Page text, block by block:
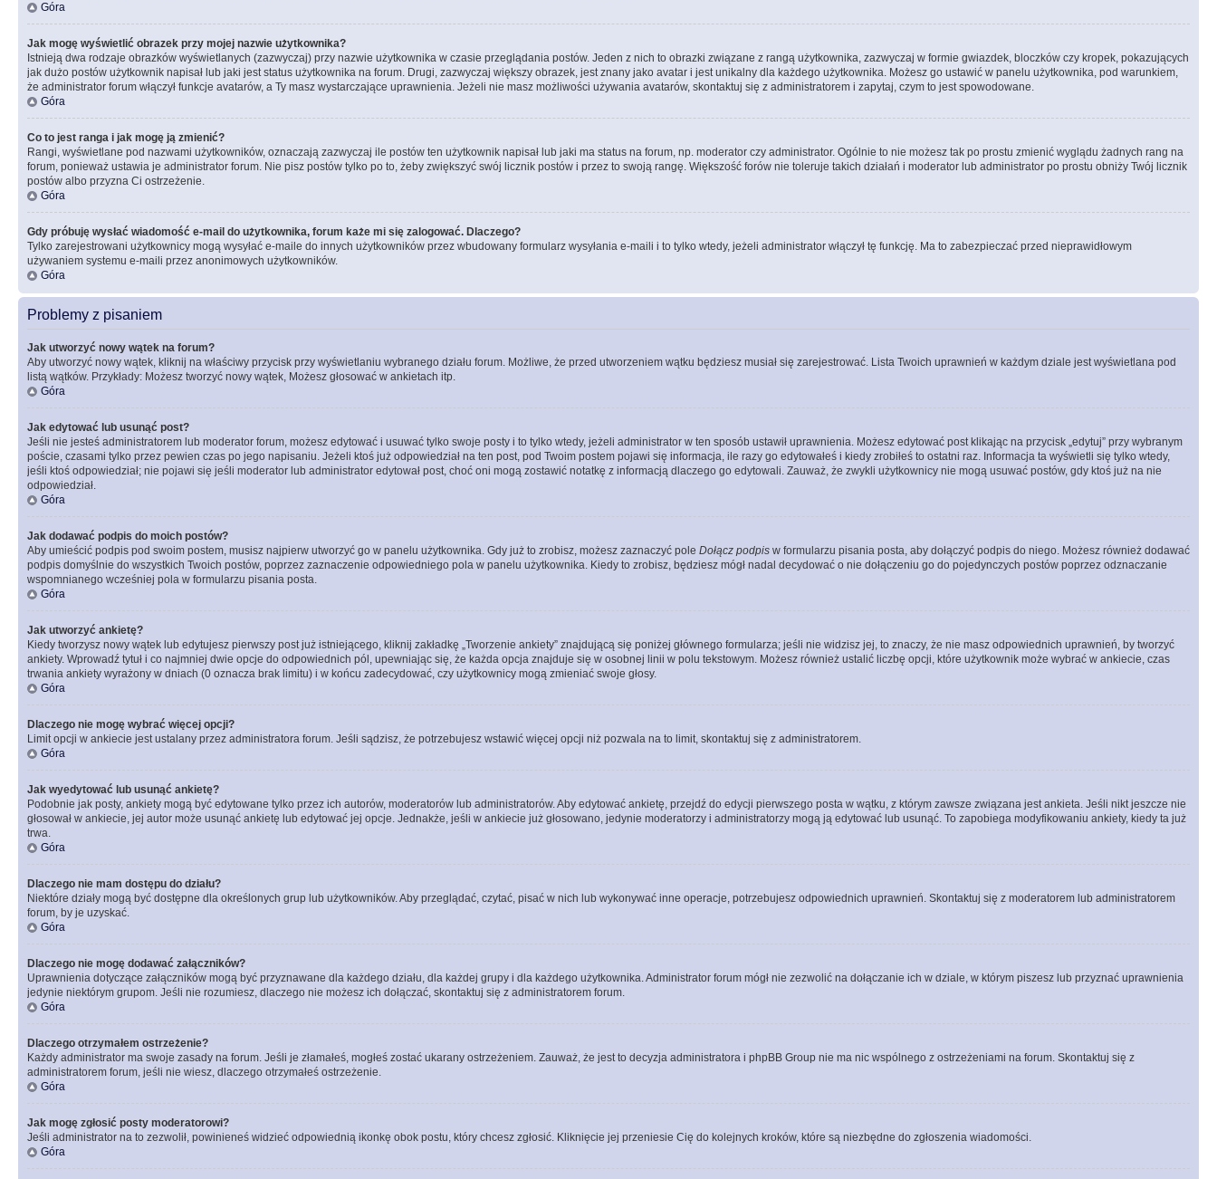
Góra
Jak mogę wyświetlić obrazek przy mojej nazwie użytkownika?
Istnieją dwa rodzaje obrazków wyświetlanych (zazwyczaj) przy nazwie użytkownika w czasie przeglądania postów. Jeden z nich to obrazki związane z rangą użytkownika, zazwyczaj w formie gwiazdek, bloczków czy kropek, pokazujących
jak dużo postów użytkownik napisał lub jaki jest status użytkownika na forum. Drugi, zazwyczaj większy obrazek, jest znany jako avatar i jest unikalny dla każdego użytkownika. Możesz go ustawić w panelu użytkownika, pod warunkiem,
że administrator forum włączył funkcje avatarów, a Ty masz wystarczające uprawnienia. Jeżeli nie masz możliwości używania avatarów, skontaktuj się z administratorem i zapytaj, czym to jest spowodowane.
Góra
Co to jest ranga i jak mogę ją zmienić?
Rangi, wyświetlane pod nazwami użytkowników, oznaczają zazwyczaj ile postów ten użytkownik napisał lub jaki ma status na forum, np. moderator czy administrator. Ogólnie to nie możesz tak po prostu zmienić wyglądu żadnych rang na
forum, ponieważ ustawia je administrator forum. Nie pisz postów tylko po to, żeby zwiększyć swój licznik postów i przez to swoją rangę. Większość forów nie toleruje takich działań i moderator lub administrator po prostu obniży Twój licznik
postów albo przyzna Ci ostrzeżenie.
Góra
Gdy próbuję wysłać wiadomość e-mail do użytkownika, forum każe mi się zalogować. Dlaczego?
Tylko zarejestrowani użytkownicy mogą wysyłać e-maile do innych użytkowników przez wbudowany formularz wysyłania e-maili i to tylko wtedy, jeżeli administrator włączył tę funkcję. Ma to zabezpieczać przed nieprawidłowym
używaniem systemu e-maili przez anonimowych użytkowników.
Góra
Problemy z pisaniem
Jak utworzyć nowy wątek na forum?
Aby utworzyć nowy wątek, kliknij na właściwy przycisk przy wyświetlaniu wybranego działu forum. Możliwe, że przed utworzeniem wątku będziesz musiał się zarejestrować. Lista Twoich uprawnień w każdym dziale jest wyświetlana pod
listą wątków. Przykłady: Możesz tworzyć nowy wątek, Możesz głosować w ankietach itp.
Góra
Jak edytować lub usunąć post?
Jeśli nie jesteś administratorem lub moderator forum, możesz edytować i usuwać tylko swoje posty i to tylko wtedy, jeżeli administrator w ten sposób ustawił uprawnienia. Możesz edytować post klikając na przycisk „edytuj” przy wybranym
poście, czasami tylko przez pewien czas po jego napisaniu. Jeżeli ktoś już odpowiedział na ten post, pod Twoim postem pojawi się informacja, ile razy go edytowałeś i kiedy zrobiłeś to ostatni raz. Informacja ta wyświetli się tylko wtedy,
jeśli ktoś odpowiedział; nie pojawi się jeśli moderator lub administrator edytował post, choć oni mogą zostawić notatkę z informacją dlaczego go edytowali. Zauważ, że zwykli użytkownicy nie mogą usuwać postów, gdy ktoś już na nie
odpowiedział.
Góra
Jak dodawać podpis do moich postów?
Aby umieścić podpis pod swoim postem, musisz najpierw utworzyć go w panelu użytkownika. Gdy już to zrobisz, możesz zaznaczyć pole Dołącz podpis w formularzu pisania posta, aby dołączyć podpis do niego. Możesz również dodawać
podpis domyślnie do wszystkich Twoich postów, poprzez zaznaczenie odpowiedniego pola w panelu użytkownika. Kiedy to zrobisz, będziesz mógł nadal decydować o nie dołączeniu go do pojedynczych postów poprzez odznaczanie
wspomnianego wcześniej pola w formularzu pisania posta.
Góra
Jak utworzyć ankietę?
Kiedy tworzysz nowy wątek lub edytujesz pierwszy post już istniejącego, kliknij zakładkę „Tworzenie ankiety” znajdującą się poniżej głównego formularza; jeśli nie widzisz jej, to znaczy, że nie masz odpowiednich uprawnień, by tworzyć
ankiety. Wprowadź tytuł i co najmniej dwie opcje do odpowiednich pól, upewniając się, że każda opcja znajduje się w osobnej linii w polu tekstowym. Możesz również ustalić liczbę opcji, które użytkownik może wybrać w ankiecie, czas
trwania ankiety wyrażony w dniach (0 oznacza brak limitu) i w końcu zadecydować, czy użytkownicy mogą zmieniać swoje głosy.
Góra
Dlaczego nie mogę wybrać więcej opcji?
Limit opcji w ankiecie jest ustalany przez administratora forum. Jeśli sądzisz, że potrzebujesz wstawić więcej opcji niż pozwala na to limit, skontaktuj się z administratorem.
Góra
Jak wyedytować lub usunąć ankietę?
Podobnie jak posty, ankiety mogą być edytowane tylko przez ich autorów, moderatorów lub administratorów. Aby edytować ankietę, przejdź do edycji pierwszego posta w wątku, z którym zawsze związana jest ankieta. Jeśli nikt jeszcze nie
głosował w ankiecie, jej autor może usunąć ankietę lub edytować jej opcje. Jednakże, jeśli w ankiecie już głosowano, jedynie moderatorzy i administratorzy mogą ją edytować lub usunąć. To zapobiega modyfikowaniu ankiety, kiedy ta już
trwa.
Góra
Dlaczego nie mam dostępu do działu?
Niektóre działy mogą być dostępne dla określonych grup lub użytkowników. Aby przeglądać, czytać, pisać w nich lub wykonywać inne operacje, potrzebujesz odpowiednich uprawnień. Skontaktuj się z moderatorem lub administratorem
forum, by je uzyskać.
Góra
Dlaczego nie mogę dodawać załączników?
Uprawnienia dotyczące załączników mogą być przyznawane dla każdego działu, dla każdej grupy i dla każdego użytkownika. Administrator forum mógł nie zezwolić na dołączanie ich w dziale, w którym piszesz lub przyznać uprawnienia
jedynie niektórym grupom. Jeśli nie rozumiesz, dlaczego nie możesz ich dołączać, skontaktuj się z administratorem forum.
Góra
Dlaczego otrzymałem ostrzeżenie?
Każdy administrator ma swoje zasady na forum. Jeśli je złamałeś, mogłeś zostać ukarany ostrzeżeniem. Zauważ, że jest to decyzja administratora i phpBB Group nie ma nic wspólnego z ostrzeżeniami na forum. Skontaktuj się z
administratorem forum, jeśli nie wiesz, dlaczego otrzymałeś ostrzeżenie.
Góra
Jak mogę zgłosić posty moderatorowi?
Jeśli administrator na to zezwolił, powinieneś widzieć odpowiednią ikonkę obok postu, który chcesz zgłosić. Kliknięcie jej przeniesie Cię do kolejnych kroków, które są niezbędne do zgłoszenia wiadomości.
Góra